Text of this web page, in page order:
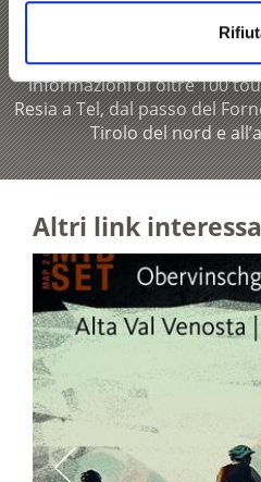
Il set di cartine per MTB
informazioni di oltre 100
Resia a Tel, dal passo del
Tirolo del nord e
Altri link